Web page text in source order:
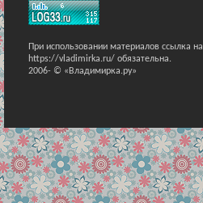
При использовании материалов ссылка на
https://vladimirka.ru/ обязательна.
2006- © «Владимирка.ру»